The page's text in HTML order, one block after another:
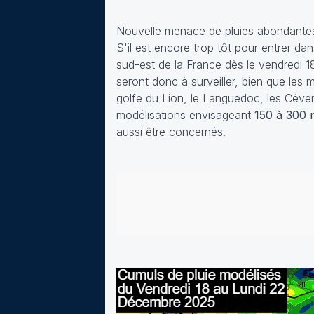
Nouvelle menace de pluies
S'il est encore trop tôt pour entrer
sud-est de la France dès le vendredi
seront donc à surveiller, bien que les
golfe du Lion, le Languedoc, les
modélisations envisageant 150 à 300
aussi être concernés.